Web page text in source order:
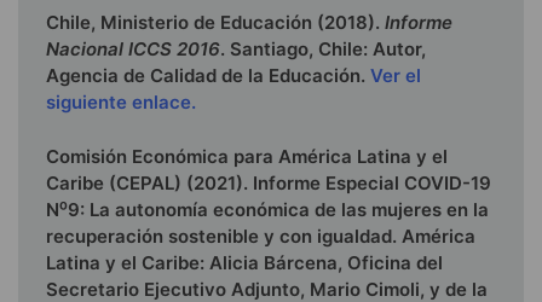
Chile, Ministerio de Educación (2018). Informe
Nacional ICCS 2016. Santiago, Chile: Autor,
Agencia de Calidad de la Educación. Ver el
siguiente enlace.
Comisión Económica para América Latina y el
Caribe (CEPAL) (2021). Informe Especial COVID-19
N⁰9: La autonomía económica de las mujeres en la
recuperación sostenible y con igualdad. América
Latina y el Caribe: Alicia Bárcena, Oficina del
Secretario Ejecutivo Adjunto, Mario Cimoli, y de la